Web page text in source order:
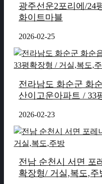
광주선운2포리에/24
화이트마블
2026-02-25
전라남도 화순군 화
산이고운아파트 / 33
2026-02-23
전남 순천시 서면 포
확장형/ 거실,복도,주